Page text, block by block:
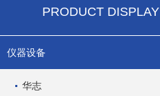
PRODUCT DISPLAY
仪器设备
华志